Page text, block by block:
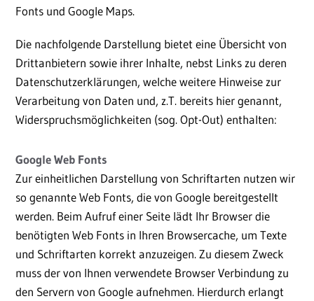
Fonts und Google Maps.
Die nachfolgende Darstellung bietet eine Übersicht von
Drittanbietern sowie ihrer Inhalte, nebst Links zu deren
Datenschutzerklärungen, welche weitere Hinweise zur
Verarbeitung von Daten und, z.T. bereits hier genannt,
Widerspruchsmöglichkeiten (sog. Opt-Out) enthalten:
Google Web Fonts
Zur einheitlichen Darstellung von Schriftarten nutzen wir
so genannte Web Fonts, die von Google bereitgestellt
werden. Beim Aufruf einer Seite lädt Ihr Browser die
benötigten Web Fonts in Ihren Browsercache, um Texte
und Schriftarten korrekt anzuzeigen. Zu diesem Zweck
muss der von Ihnen verwendete Browser Verbindung zu
den Servern von Google aufnehmen. Hierdurch erlangt